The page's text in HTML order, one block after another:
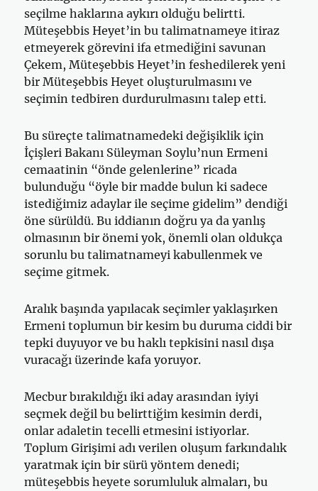
seçilme haklarına aykırı olduğu belirtti.
Müteşebbis Heyet’in bu talimatnameye itiraz
etmeyerek görevini ifa etmediğini savunan
Çekem, Müteşebbis Heyet’in feshedilerek yeni
bir Müteşebbis Heyet oluşturulmasını ve
seçimin tedbiren durdurulmasını talep etti.
Bu süreçte talimatnamedeki değişiklik için
İçişleri Bakanı Süleyman Soylu’nun Ermeni
cemaatinin “önde gelenlerine” ricada
bulunduğu “öyle bir madde bulun ki sadece
istediğimiz adaylar ile seçime gidelim” dendiği
öne sürüldü. Bu iddianın doğru ya da yanlış
olmasının bir önemi yok, önemli olan oldukça
sorunlu bu talimatnameyi kabullenmek ve
seçime gitmek.
Aralık başında yapılacak seçimler yaklaşırken
Ermeni toplumun bir kesim bu duruma ciddi bir
tepki duyuyor ve bu haklı tepkisini nasıl dışa
vuracağı üzerinde kafa yoruyor.
Mecbur bırakıldığı iki aday arasından iyiyi
seçmek değil bu belirttiğim kesimin derdi,
onlar adaletin tecelli etmesini istiyorlar.
Toplum Girişimi adı verilen oluşum farkındalık
yaratmak için bir sürü yöntem denedi;
müteşebbis heyete sorumluluk almaları, bu